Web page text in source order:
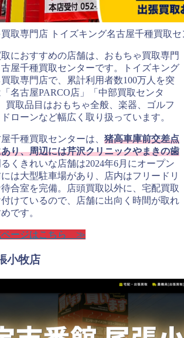
取専門店 トイズキング名古屋千種買取セ
におすすめの店舗は、おもちゃ買取専門
屋千種買取センターです。トイズキング
取専門店で、累計利用者数100万人を突
名古屋PARCO店」「中部買取センタ
買取品目はおもちゃ全般、楽器、ゴルフ
ローンなど幅広く取り扱っています。
千種買取センターは、 猪高車庫前交差点
り、周辺には芹沢クリニックやまきの歯
くきれいな店舗は2024年6月にオープン
は大型駐車場があり、店内はフリードリ
合室を完備。店頭買取以外に、宅配買取
けているので、店舗に出向く時間が取れ
です。
ページはこちら ≫
小牧店